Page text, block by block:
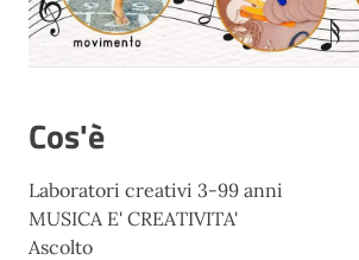
Cos'è
Laboratori creativi 3-99 anni
MUSICA E' CREATIVITA'
Ascolto